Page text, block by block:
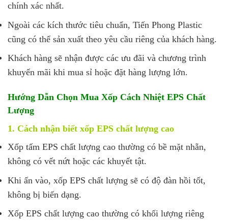
chính xác nhất.
Ngoài các kích thước tiêu chuẩn, Tiến Phong Plastic
cũng có thể sản xuất theo yêu cầu riêng của khách hàng.
Khách hàng sẽ nhận được các ưu đãi và chương trình
khuyến mãi khi mua sỉ hoặc đặt hàng lượng lớn.
Hướng Dẫn Chọn Mua Xốp Cách Nhiệt EPS Chất
Lượng
1. Cách nhận biết xốp EPS chất lượng cao
Xốp tấm EPS chất lượng cao thường có bề mặt nhẵn,
không có vết nứt hoặc các khuyết tật.
Khi ấn vào, xốp EPS chất lượng sẽ có độ đàn hồi tốt,
không bị biến dạng.
Xốp EPS chất lượng cao thường có khối lượng riêng